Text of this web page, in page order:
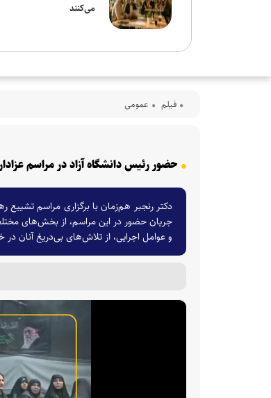
می‌کنند
فیلم عمومی
حضور رئیس دانشگاه آزاد در مراسم
دکتر رنجبر هم‌زمان با برگزاری مراسم
جریان حضور در این مراسم، از بخش‌های
و عوامل اجرایی، از تلاش‌های بی‌دریغ آنان در